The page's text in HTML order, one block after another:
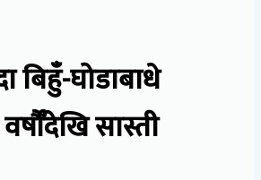
बिहुँ-घोडाबाधे
सास्ती